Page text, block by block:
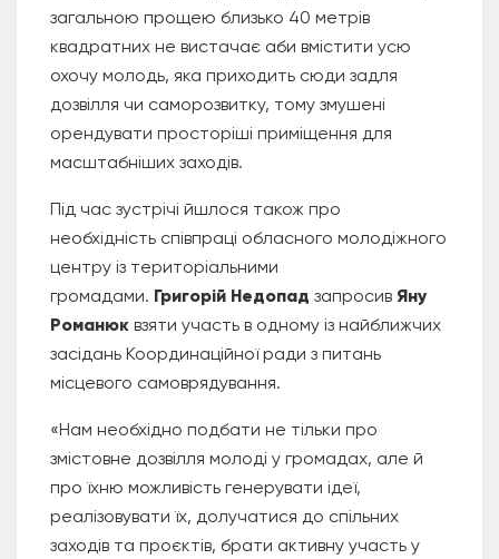
загальною прощею близько 40 метрів
квадратних не вистачає аби вмістити усю
охочу молодь, яка приходить сюди задля
дозвілля чи саморозвитку, тому змушені
орендувати просторіші приміщення для
масштабніших заходів.
Під час зустрічі йшлося також про
необхідність співпраці обласного молодіжного
центру із територіальними
громадами. Григорій Недопад запросив Яну
Романюк взяти участь в одному із найближчих
засідань Координаційної ради з питань
місцевого самоврядування.
«Нам необхідно подбати не тільки про
змістовне дозвілля молоді у громадах, але й
про їхню можливість генерувати ідеї,
реалізовувати їх, долучатися до спільних
заходів та проєктів, брати активну участь у